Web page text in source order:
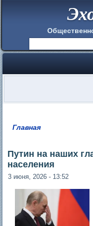
Главная
Путин на наших
населения
3 июня, 2026 - 13:52